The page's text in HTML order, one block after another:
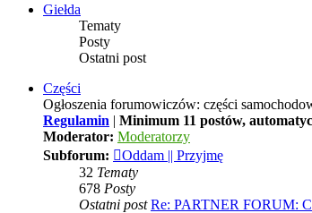
Giełda
Tematy
Posty
Ostatni post
Części
Ogłoszenia forumowiczów: części
Regulamin | Minimum 11 postów,
Moderator: Moderatorzy
Subforum:
Oddam || Przyjmę
32 Tematy
678 Posty
Ostatni post Re: PARTNER FORUM: